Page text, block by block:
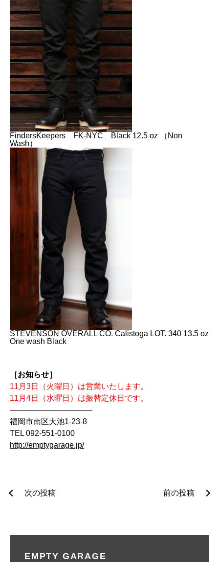
FindersKeepers FK-NYC Black 12.5 oz （Non
Wash）
STEVENSON OVERALL CO. Calistoga LOT. 340 13.5 oz
One wash Black
［お知らせ］
11月3日（火曜日）は営業いたします。
11月4日（水曜日）は振替定休日です。
——————————–
福岡市南区大池1-23-8
TEL 092-551-0100
http://emptygarage.jp/
投
前の投稿
次の投稿
EMPTY GARAGE